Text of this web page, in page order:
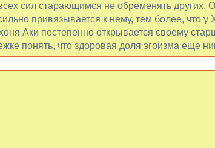
сил старающимся не обременять других.
привязывается к нему, тем более, что у
Аки постепенно открывается своему
понять, что здоровая доля эгоизма еще